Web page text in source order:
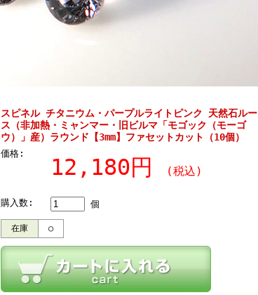
スピネル チタニウム・パープルライトピンク 天然石ルー
ス（非加熱・ミャンマー・旧ビルマ「モゴック（モーゴ
ウ）」産）ラウンド【3mm】ファセットカット（10個）
価格:
12,180円 (税込)
購入数: 個
在庫 ○